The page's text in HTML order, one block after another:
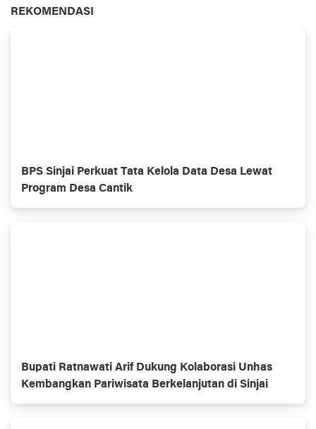
REKOMENDASI
BPS Sinjai Perkuat Tata Kelola Data Desa Lewat
Program Desa Cantik
Bupati Ratnawati Arif Dukung Kolaborasi Unhas
Kembangkan Pariwisata Berkelanjutan di Sinjai